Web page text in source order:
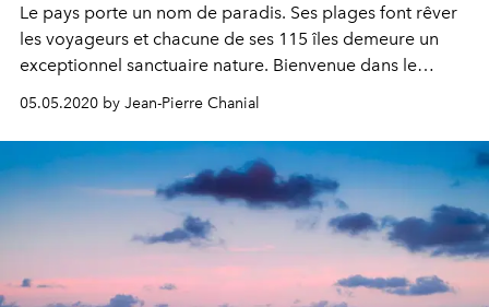
Le pays porte un nom de paradis. Ses plages font rêver
les voyageurs et chacune de ses 115 îles demeure un
exceptionnel sanctuaire nature. Bienvenue dans le
05.05.2020 by Jean-Pierre Chanial